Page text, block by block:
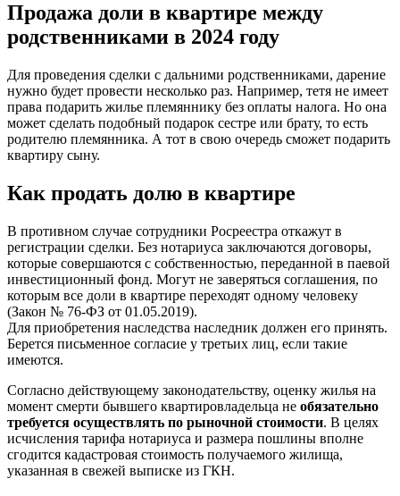
Продажа доли в квартире между
родственниками в 2024 году
Для проведения сделки с дальними родственниками, дарение
нужно будет провести несколько раз. Например, тетя не имеет
права подарить жилье племяннику без оплаты налога. Но она
может сделать подобный подарок сестре или брату, то есть
родителю племянника. А тот в свою очередь сможет подарить
квартиру сыну.
Как продать долю в квартире
В противном случае сотрудники Росреестра откажут в
регистрации сделки. Без нотариуса заключаются договоры,
которые совершаются с собственностью, переданной в паевой
инвестиционный фонд. Могут не заверяться соглашения, по
которым все доли в квартире переходят одному человеку
(Закон № 76-ФЗ от 01.05.2019).
Для приобретения наследства наследник должен его принять.
Берется письменное согласие у третьих лиц, если такие
имеются.
Согласно действующему законодательству, оценку жилья на
момент смерти бывшего квартировладельца не обязательно
требуется осуществлять по рыночной стоимости. В целях
исчисления тарифа нотариуса и размера пошлины вполне
сгодится кадастровая стоимость получаемого жилища,
указанная в свежей выписке из ГКН.